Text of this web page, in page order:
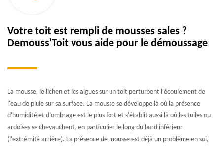
Votre toit est rempli de mousses sales ?
Demouss'Toit vous aide pour le démoussage
La mousse, le lichen et les algues sur un toit perturbent l'écoulement de
l'eau de pluie sur sa surface. La mousse se développe là où la présence
d'humidité et d’ombrage est le plus fort et s'établit aussi là où les tuiles ou
ardoises se chevauchent, en particulier le long du bord inférieur
(l'extrémité arrière). La présence de mousse est déjà un problème en soi,